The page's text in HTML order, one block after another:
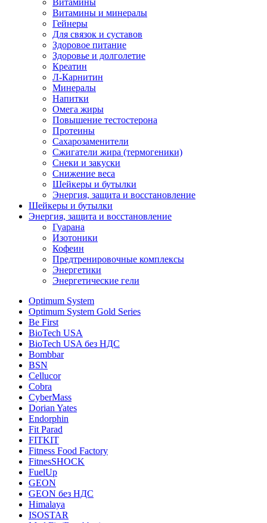
Витамины и минералы
Гейнеры
Для связок и суставов
Здоровое питание
Здоровье и долголетие
Креатин
Л-Карнитин
Минералы
Напитки
Омега жиры
Повышение тестостерона
Протеины
Сахарозаменители
Сжигатели жира (термогеники)
Снеки и закуски
Снижение веса
Шейкеры и бутылки
Энергия, защита и восстановление
Шейкеры и бутылки
Энергия, защита и восстановление
Гуарана
Изотоники
Кофеин
Предтренировочные комплексы
Энергетики
Энергетические гели
Optimum System
Optimum System Gold Series
Be First
BioTech USA
BioTech USA без НДС
Bombbar
BSN
Cellucor
Cobra
CyberMass
Dorian Yates
Endorphin
Fit Parad
FITKIT
Fitness Food Factory
FitnesSHOCK
FuelUp
GEON
GEON без НДС
Himalaya
ISOSTAR